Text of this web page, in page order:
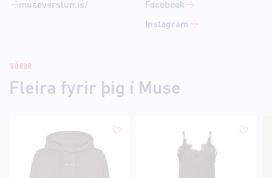
museverslun.is/
Facebook
Instagram
VÖRUR
Fleira fyrir þig í Muse